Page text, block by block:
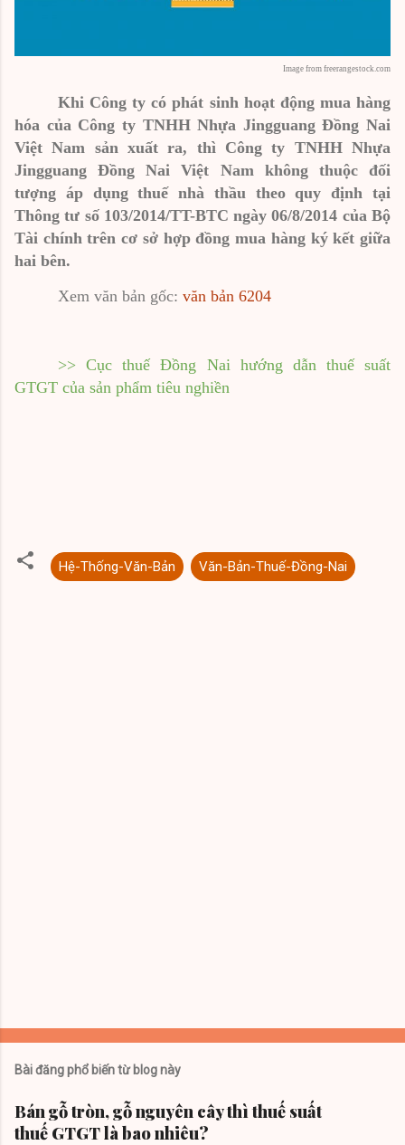
Image from freerangestock.com
Khi Công ty có phát sinh hoạt động mua hàng
hóa của Công ty TNHH Nhựa Jingguang Đồng Nai
Việt Nam sản xuất ra, thì Công ty TNHH Nhựa
Jingguang Đồng Nai Việt Nam không thuộc đối
tượng áp dụng thuế nhà thầu theo quy định tại
Thông tư số 103/2014/TT-BTC ngày 06/8/2014 của Bộ
Tài chính trên cơ sở hợp đồng mua hàng ký kết giữa
hai bên.
Xem văn bản gốc: văn bản 6204
>> Cục thuế Đồng Nai hướng dẫn thuế suất
GTGT của sản phẩm tiêu nghiền
Hệ-Thống-Văn-Bản Văn-Bản-Thuế-Đồng-Nai
Bài đăng phổ biến từ blog này
Bán gỗ tròn, gỗ nguyên cây thì thuế suất
thuế GTGT là bao nhiêu?